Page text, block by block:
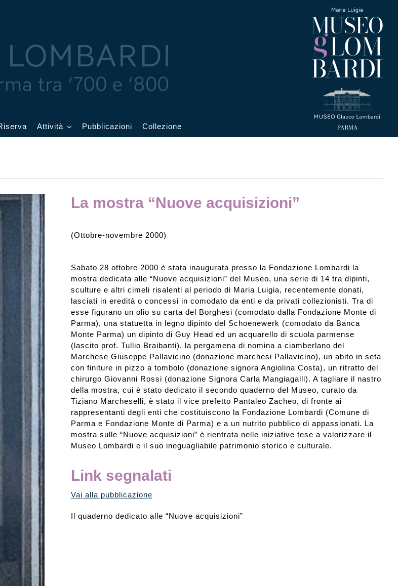
Attività
Didattica e visite
Rassegna stampa
Prestiti a mostre esterne
Pubblicazioni Collezione
La mostra “Nuove acquisizioni”
(Ottobre-novembre 2000)
Sabato 28 ottobre 2000 è stata inaugurata presso la Fondazione Lombardi la
mostra dedicata alle “Nuove acquisizioni” del Museo, una serie di 14 tra dipinti,
sculture e altri cimeli risalenti al periodo di Maria Luigia, recentemente donati,
lasciati in eredità o concessi in comodato da enti e da privati collezionisti. Tra di
esse figurano un olio su carta del Borghesi (comodato dalla Fondazione Monte di
Parma), una statuetta in legno dipinto del Schoenewerk (comodato da Banca
Monte Parma) un dipinto di Guy Head ed un acquarello di scuola parmense
(lascito prof. Tullio Braibanti), la pergamena di nomina a ciamberlano del
Marchese Giuseppe Pallavicino (donazione marchesi Pallavicino), un abito in seta
con finiture in pizzo a tombolo (donazione signora Angiolina Costa), un ritratto del
chirurgo Giovanni Rossi (donazione Signora Carla Mangiagalli). A tagliare il nastro
della mostra, cui è stato dedicato il secondo quaderno del Museo, curato da
Tiziano Marcheselli, è stato il vice prefetto Pantaleo Zacheo, di fronte ai
rappresentanti degli enti che costituiscono la Fondazione Lombardi (Comune di
Parma e Fondazione Monte di Parma) e a un nutrito pubblico di appassionati. La
mostra sulle “Nuove acquisizioni” è rientrata nelle iniziative tese a valorizzare il
Museo Lombardi e il suo ineguagliabile patrimonio storico e culturale.
Link segnalati
Vai alla pubblicazione
Il quaderno dedicato alle “Nuove acquisizioni”